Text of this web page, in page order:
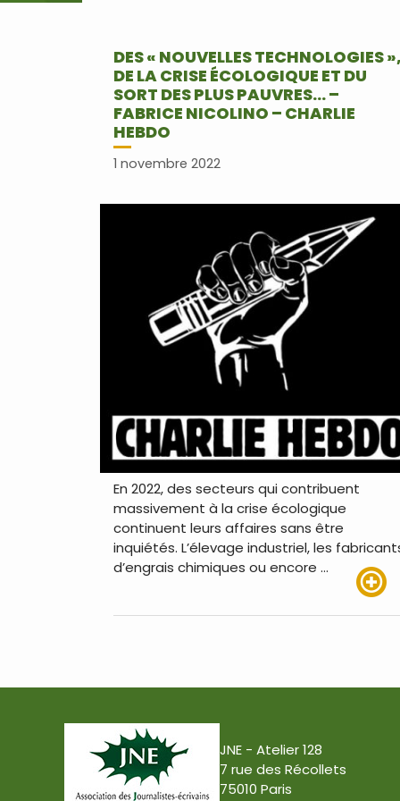
DES « NOUVELLES TECHNOLOGIES
DE LA CRISE ÉCOLOGIQUE ET DU
SORT DES PLUS PAUVRES… –
FABRICE NICOLINO – CHARLIE
HEBDO
1 novembre 2022
En 2022, des secteurs qui contribuent
massivement à la crise écologique
continuent leurs affaires sans être
inquiétés. L’élevage industriel, les
d’engrais chimiques ou encore …
JNE - Atelier 128
7 rue des Récollets
75010 Paris